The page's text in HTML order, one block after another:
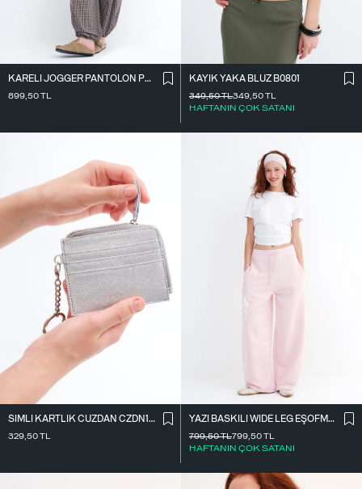
KARELI JOGGER PANTOLON PN18222
899,50TL
KAYIK YAKA BLUZ B0801
349,50TL
HAFTANIN ÇOK SATANI
349,50TL
SIMLI KARTLIK CÜZDAN CZDN158
329,50TL
YAZI BASKILI WIDE LEG EŞOFMAN EŞF10698
799,50TL
HAFTANIN ÇOK SATANI
799,50TL